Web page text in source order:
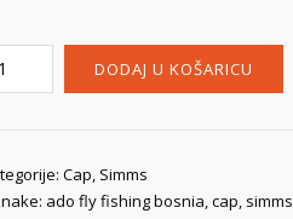
DODAJ U KOŠARICU
Cap, Simms
ado fly fishing bosnia,cap, simms